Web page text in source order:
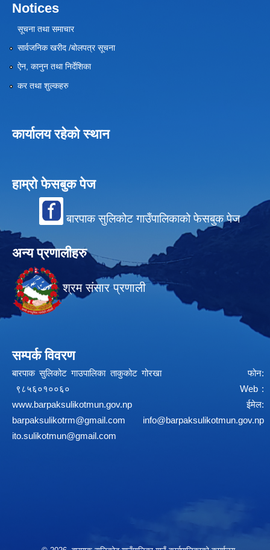
Notices
सूचना तथा समाचार
सार्वजनिक खरीद /बोलपत्र सूचना
ऐन, कानुन तथा निर्देशिका
कर तथा शुल्कहरु
कार्यालय रहेको स्थान
हाम्रो फेसबुक पेज
बारपाक सुलिकोट गाउँपालिकाको फेसबुक पेज
अन्य प्रणालीहरु
श्रम संसार प्रणाली
सम्पर्क विवरण
बारपाक सुलिकोट गाउपालिका ताकुकोट गोरखा फोन:
९८५६०१००६० Web :
www.barpaksulikotmun.gov.np
ईमेल:
barpaksulikotrm@gmail.com
info@barpaksulikotmun.gov.np
ito.sulikotmun@gmail.com